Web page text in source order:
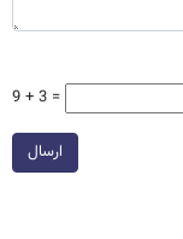
9 + 3 =
ارسال